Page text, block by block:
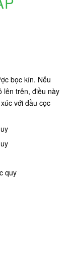
bọc kín. Nếu
lên trên, điều này
với đầu cọc
quy